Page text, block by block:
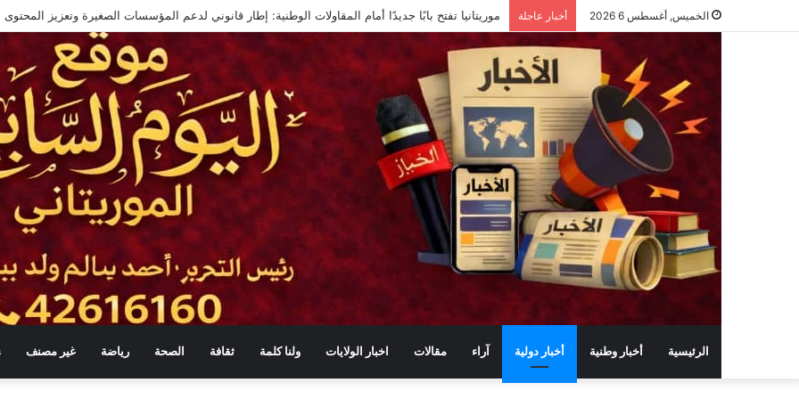
الخميس, أغسطس 6 2026 أخبار عاجلة ماذا حققت وزارة الرقمنة في موريتانيا
الرئيسية أخبار وطنية أخبار دولية آراء مقالات اخبار الولايات ولنا كلمة ثقافة الصحة رياضة غير مصنف